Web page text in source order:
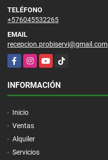
TELÉFONO
+576045532265
EMAIL
recepcion.probiservi@gmail.com
FacebookInstagramYouTubeTikTok
INFORMACIÓN
Inicio
Ventas
Alquiler
Servicios